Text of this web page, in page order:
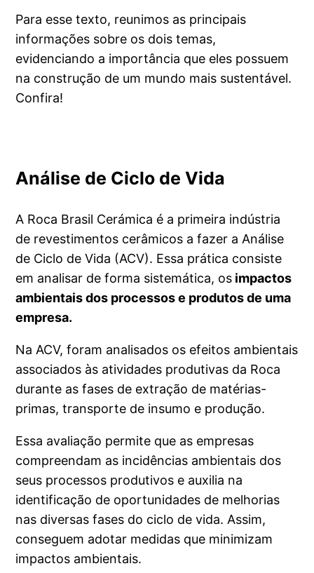
Para esse texto, reunimos as principais
informações sobre os dois temas,
evidenciando a importância que eles possuem
na construção de um mundo mais sustentável.
Confira!
Análise de Ciclo de Vida
A Roca Brasil Cerámica é a primeira indústria
de revestimentos cerâmicos a fazer a Análise
de Ciclo de Vida (ACV). Essa prática consiste
em analisar de forma sistemática, os impactos
ambientais dos processos e produtos de uma
empresa.
Na ACV, foram analisados os efeitos ambientais
associados às atividades produtivas da Roca
durante as fases de extração de matérias-
primas, transporte de insumo e produção.
Essa avaliação permite que as empresas
compreendam as incidências ambientais dos
seus processos produtivos e auxilia na
identificação de oportunidades de melhorias
nas diversas fases do ciclo de vida. Assim,
conseguem adotar medidas que minimizam
impactos ambientais.